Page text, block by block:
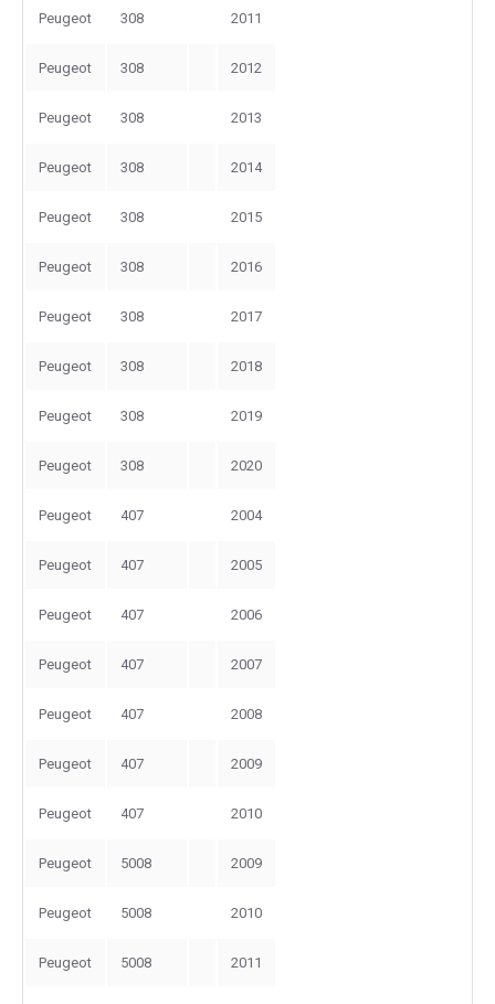
Peugeot 308 2011
Peugeot 308 2012
Peugeot 308 2013
Peugeot 308 2014
Peugeot 308 2015
Peugeot 308 2016
Peugeot 308 2017
Peugeot 308 2018
Peugeot 308 2019
Peugeot 308 2020
Peugeot 407 2004
Peugeot 407 2005
Peugeot 407 2006
Peugeot 407 2007
Peugeot 407 2008
Peugeot 407 2009
Peugeot 407 2010
Peugeot 5008 2009
Peugeot 5008 2010
Peugeot 5008 2011